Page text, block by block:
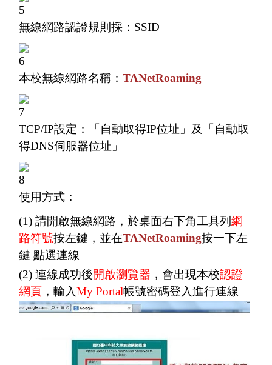
無線網路認證規則採：SSID
本校無線網路名稱： TANetRoaming
TCP/IP設定：「自動取得IP位址」及「自動取
得DNS伺服器位址」
使用方式：
(1) 請開啟無線網路，於桌面右下角工具列 網
路符號按左鍵，並在TANetRoaming按一下左
鍵 點選連線
(2) 連線成功後開啟瀏覽器 ，會出現本校認證
網頁，輸入My Portal帳號密碼登入進行連線